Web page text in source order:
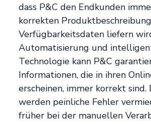
dass P&C den Endkunden
korrekten
Verfügbarkeitsdaten liefern
Automatisierung und
Technologie kann P&C
Informationen, die in ihren
erscheinen, immer korrekt sind.
werden peinliche Fehler
früher bei der manuellen